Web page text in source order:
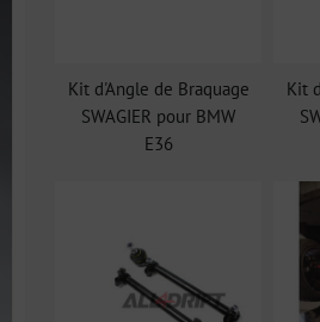
Kit d'Angle de Braquage
SWAGIER pour BMW
E36
Kit